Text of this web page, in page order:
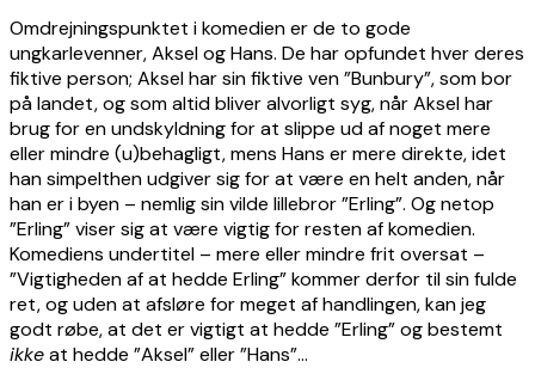
Omdrejningspunktet i komedien er de to gode
ungkarlevenner, Aksel og Hans. De har opfundet hver deres
fiktive person; Aksel har sin fiktive ven ”Bunbury”, som bor
på landet, og som altid bliver alvorligt syg, når Aksel har
brug for en undskyldning for at slippe ud af noget mere
eller mindre (u)behagligt, mens Hans er mere direkte, idet
han simpelthen udgiver sig for at være en helt anden, når
han er i byen – nemlig sin vilde lillebror ”Erling”. Og netop
”Erling” viser sig at være vigtig for resten af komedien.
Komediens undertitel – mere eller mindre frit oversat –
”Vigtigheden af at hedde Erling” kommer derfor til sin fulde
ret, og uden at afsløre for meget af handlingen, kan jeg
godt røbe, at det er vigtigt at hedde ”Erling” og bestemt
ikkeat hedde ”Aksel” eller ”Hans”…